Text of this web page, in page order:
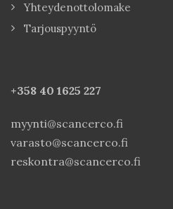
Yhteydenottolomake
Tarjouspyyntö
+358 40 1625 227
myynti@scancerco.fi
varasto@scancerco.fi
reskontra@scancerco.fi